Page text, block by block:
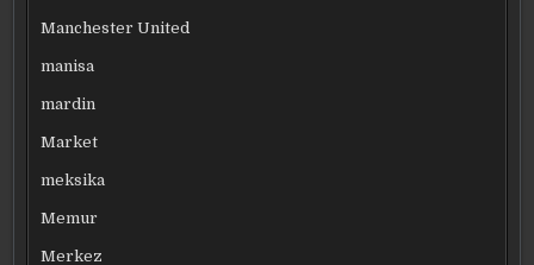
Manchester United
manisa
mardin
Market
meksika
Memur
Merkez